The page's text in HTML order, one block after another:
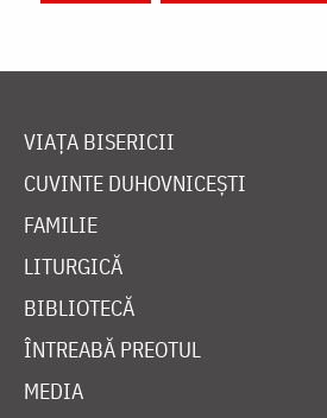
VIAȚA BISERICII
CUVINTE DUHOVNICEȘTI
FAMILIE
LITURGICĂ
BIBLIOTECĂ
ÎNTREABĂ PREOTUL
MEDIA